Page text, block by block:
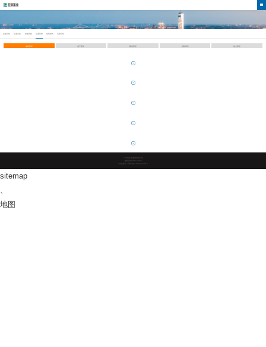
企业介绍 企业文化 发展历程 企业荣誉 组织架构 高管介绍
集团荣誉 地产荣誉 建筑荣誉 园林荣誉 物业荣誉
广东金年会股份有限公司
版权所有2019-2023
ICP备案号：粤ICP备10038642号-4
sitemap
、
地图